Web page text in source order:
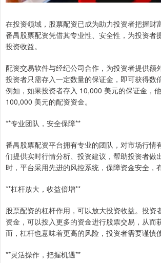
在投资领域，股票配资已成为助力投资者把握财
番禺股票配资凭借其专业性、安全性，为投资者
投资收益。
配资交易软件与经纪公司合作，为投资者提供额
投资者只需存入一定数量的保证金，即可获得数
例如，如果投资者存入 10,000 美元的保证金，
100,000 美元的配资资金。
**专业团队，安全保障**
番禺股票配资平台拥有专业的团队，对市场行情
们提供实时行情分析、投资建议，帮助投资者做
时，平台采用先进的风控系统，保障资金安全，
**杠杆放大，收益倍增**
股票配资的杠杆作用，可以放大投资收益。投资
资金，可以投入更多的资金进行股票交易，从而
而，杠杆也意味着更高的风险，投资者需要谨慎
**灵活操作，把握机遇**